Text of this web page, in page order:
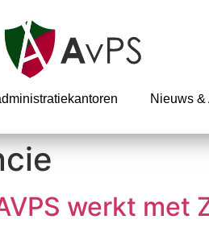
Nieuws &
werkt met